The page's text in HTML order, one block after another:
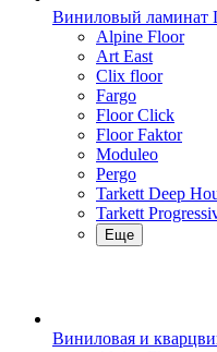
Виниловый ламинат
Alpine Floor
Art East
Clix floor
Fargo
Floor Click
Floor Faktor
Moduleo
Pergo
Tarkett Deep
Tarkett
Еще
Виниловая и